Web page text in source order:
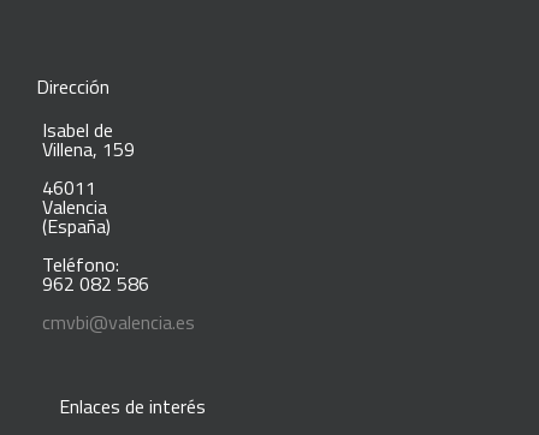
Dirección
Isabel de
Villena, 159
46011
Valencia
(España)
Teléfono:
962 082 586
cmvbi@valencia.es
Enlaces de interés